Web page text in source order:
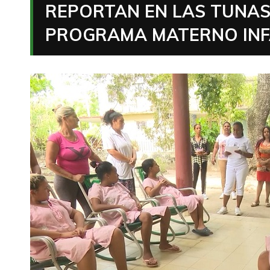
REPORTAN EN LAS
PROGRAMA MATERNO